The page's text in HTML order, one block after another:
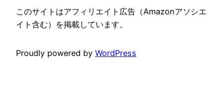
このサイトはアフィリエイト広告（Amazonアソシエ
イト含む）を掲載しています。
Proudly powered by WordPress